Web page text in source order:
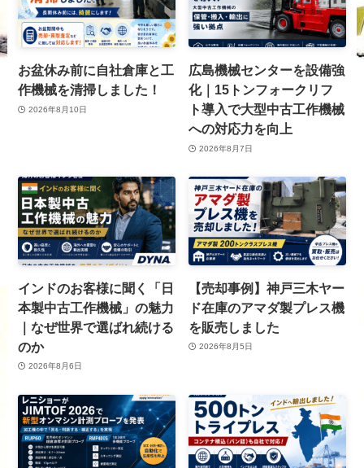
お盆休み前に自社倉庫と工
作機械を清掃しました！
2026年8月10日
広島機械センターを設備強
化｜15トンフォークリフ
ト導入で大型中古工作機械
への対応力を向上
2026年8月7日
インドのお客様に聞く「日
本製中古工作機械」の魅力
｜なぜ世界で選ばれ続ける
のか
2026年8月6日
【売却事例】神戸三木ヤー
ド在庫のアマダ製プレス機
を販売しました
2026年8月5日